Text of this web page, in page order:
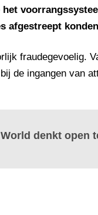
afgestreept
fraudegevoelig.
de ingangen van
denkt open